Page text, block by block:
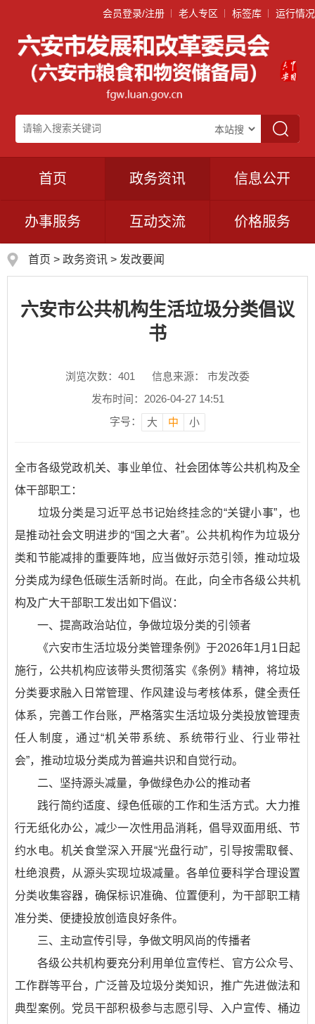
会员登录/注册 老人专区 标签库 运行情况
首页 政务资讯 信息公开
办事服务 互动交流 价格服务
首页 > 政务资讯 > 发改要闻
六安市公共机构生活垃圾分类倡议
书
浏览次数： 401
信息来源： 市发改委
发布时间：2026-04-27 14:51
字号：
大 中 小
全市各级党政机关、事业单位、社会团体等公共机构及全
体干部职工：
垃圾分类是习近平总书记始终挂念的“关键小事”，也
是推动社会文明进步的“国之大者”。公共机构作为垃圾分
类和节能减排的重要阵地，应当做好示范引领，推动垃圾
分类成为绿色低碳生活新时尚。在此，向全市各级公共机
构及广大干部职工发出如下倡议：
一、提高政治站位，争做垃圾分类的引领者
《六安市生活垃圾分类管理条例》于2026年1月1日起
施行，公共机构应该带头贯彻落实《条例》精神，将垃圾
分类要求融入日常管理、作风建设与考核体系，健全责任
体系，完善工作台账，严格落实生活垃圾分类投放管理责
任人制度，通过“机关带系统、系统带行业、行业带社
会”，推动垃圾分类成为普遍共识和自觉行动。
二、坚持源头减量，争做绿色办公的推动者
践行简约适度、绿色低碳的工作和生活方式。大力推
行无纸化办公，减少一次性用品消耗，倡导双面用纸、节
约水电。机关食堂深入开展“光盘行动”，引导按需取餐、
杜绝浪费，从源头实现垃圾减量。各单位要科学合理设置
分类收集容器，确保标识准确、位置便利，为干部职工精
准分类、便捷投放创造良好条件。
三、主动宣传引导，争做文明风尚的传播者
各级公共机构要充分利用单位宣传栏、官方公众号、
工作群等平台，广泛普及垃圾分类知识，推广先进做法和
典型案例。党员干部积极参与志愿引导、入户宣传、桶边